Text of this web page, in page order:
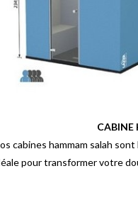
CABINE
cabines hammam salah
pour transformer votre